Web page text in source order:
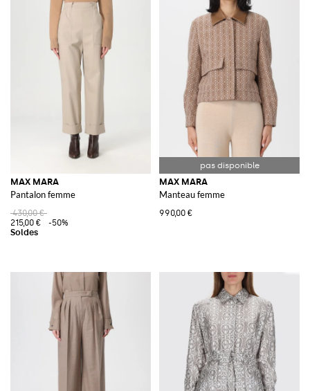
MAX MARA
Pantalon femme
430,00 €
215,00 €
-50%
MAX MARA
Manteau femme
990,00 €